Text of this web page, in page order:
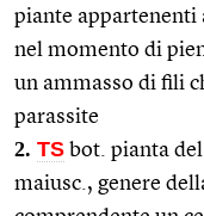
piante appartenenti
nel momento di
un ammasso di fili
parassite
2. TS bot. pianta
maiusc., genere